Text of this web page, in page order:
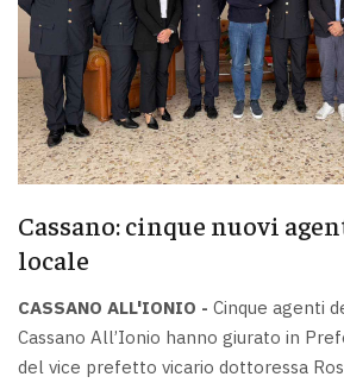
Cassano: cinque nuovi
locale
CASSANO ALL'IONIO - Cinque agenti
Cassano All’Ionio hanno giurato in
del vice prefetto vicario dottoressa